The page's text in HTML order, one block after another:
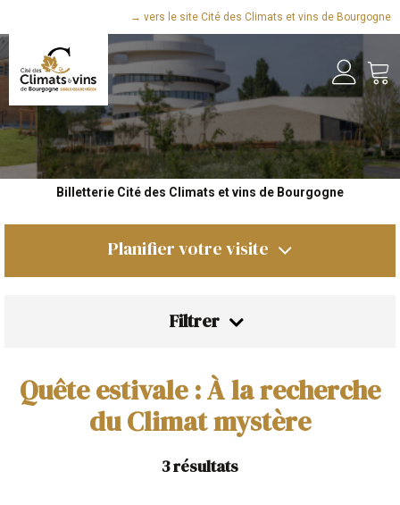
→ vers le site Cité des Climats et vins de Bourgogne
Billetterie Cité des Climats et vins de Bourgogne
Planifier votre visite
Filtrer
Quête estivale : À la recherche
du Climat mystère
3résultats